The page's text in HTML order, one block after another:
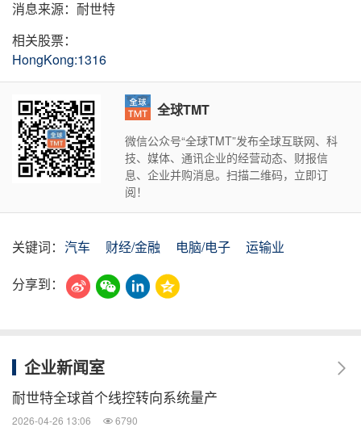
消息来源：耐世特
相关股票：
HongKong:1316
全球TMT
微信公众号“全球TMT”发布全球互联网、科
技、媒体、通讯企业的经营动态、财报信
息、企业并购消息。扫描二维码，立即订
阅！
关键词： 汽车 财经/金融 电脑/电子
运输业
分享到：
企业新闻室
耐世特全球首个线控转向系统量产
2026-04-26 13:06 6790